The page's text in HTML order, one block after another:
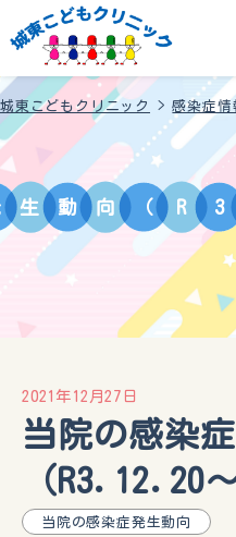
城東こどもクリニック >感染症情
生 動 向 （ R 3
2021年12月27日
当院の感染
（R3.12.20
当院の感染症発生動向